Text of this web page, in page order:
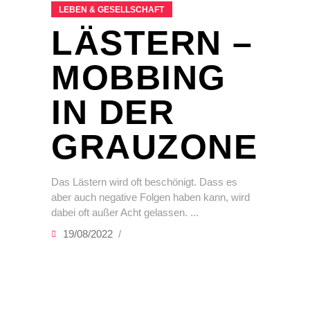
LEBEN & GESELLSCHAFT
LÄSTERN –
MOBBING
IN DER
GRAUZONE
Das Lästern wird oft beschönigt. Dass es
aber auch negative Folgen haben kann, wird
dabei oft außer Acht gelassen.
19/08/2022